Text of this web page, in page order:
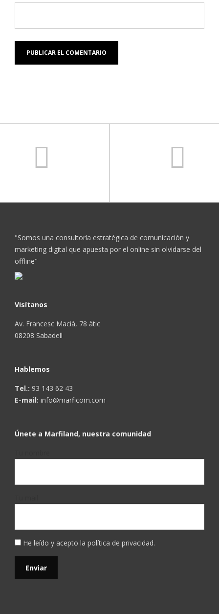
"Somos una consultoría estratégica de comunicación y
marketing digital que apuesta por el online sin olvidarse del
offline"
Visítanos
Av. Francesc Macià, 78 àtic
08208 Sabadell
Hablemos
Tel.: 93 143 62 43
E-mail: info@marficom.com
Únete a Marfiland, nuestra comunidad
He leído y acepto la política de privacidad.